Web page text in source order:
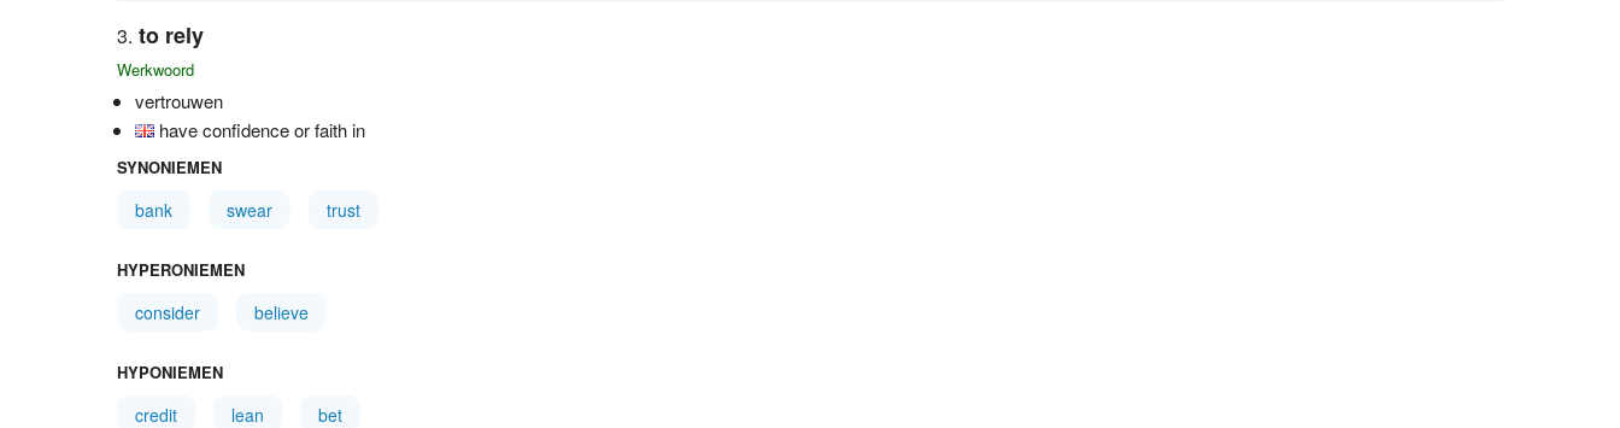
to rely
Werkwoord
vertrouwen
have confidence or faith in
SYNONIEMEN
bank swear trust
HYPERONIEMEN
consider believe
HYPONIEMEN
credit lean bet